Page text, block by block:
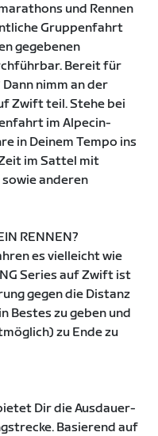
und Rennen
Gruppenfahrt
gegebenen
Bereit für
nimm an der
Zwift teil. Stehe bei
im Alpecin-
in Deinem Tempo ins
im Sattel mit
anderen
RENNEN?
es vielleicht wie
Series auf Zwift ist
gegen die Distanz
Bestes zu geben und
zu Ende zu
Dir die Ausdauer-
Basierend auf